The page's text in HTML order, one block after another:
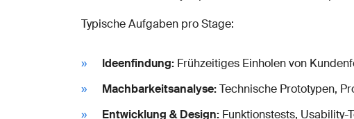
Typische Aufgaben pro Stage:
Ideenfindung: Frühzeitiges Einholen von
Machbarkeitsanalyse:Technische Prototypen,
Entwicklung & Design: Funktionstests,